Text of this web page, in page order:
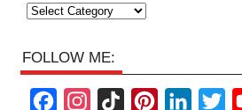
Categories
FOLLOW ME: